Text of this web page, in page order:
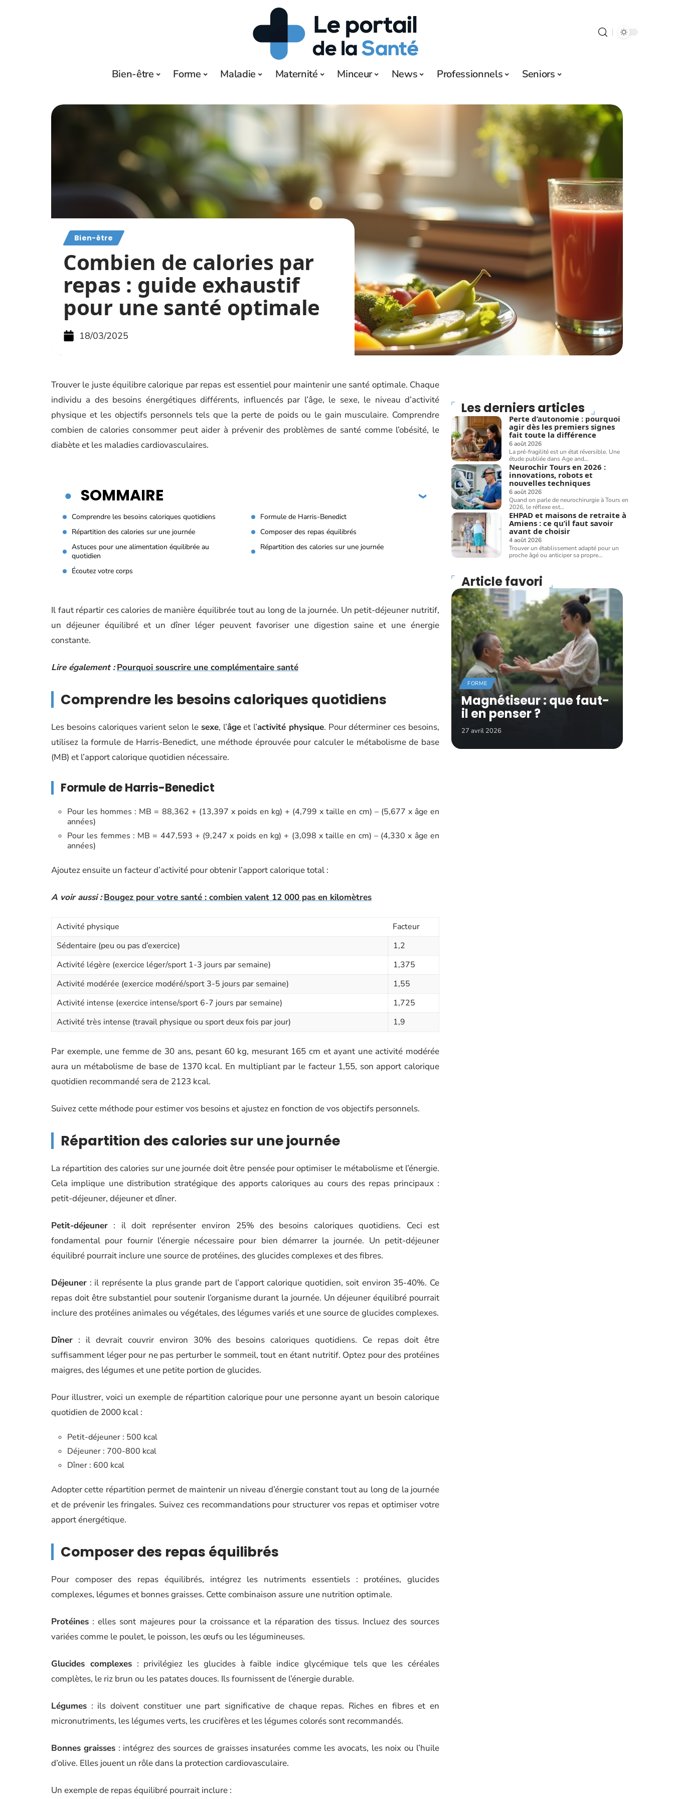
Bien-être Forme Maladie Maternité Minceur News Professionnels Seniors
Bien-être
Combien de calories par
repas : guide exhaustif
pour une santé optimale
18/03/2025
Trouver le juste équilibre calorique par repas est essentiel pour maintenir une santé optimale. Chaque
individu a des besoins énergétiques différents, influencés par l’âge, le sexe, le niveau d’activité
physique et les objectifs personnels tels que la perte de poids ou le gain musculaire. Comprendre
combien de calories consommer peut aider à prévenir des problèmes de santé comme l’obésité, le
diabète et les maladies cardiovasculaires.
SOMMAIRE
Comprendre les besoins caloriques quotidiens
Formule de Harris-Benedict
Répartition des calories sur une journée
Composer des repas équilibrés
Astuces pour une alimentation équilibrée au
quotidien
Répartition des calories sur une journée
Écoutez votre corps
Il faut répartir ces calories de manière équilibrée tout au long de la journée. Un petit-déjeuner nutritif,
un déjeuner équilibré et un dîner léger peuvent favoriser une digestion saine et une énergie
constante.
Lire également : Pourquoi souscrire une complémentaire santé
Comprendre les besoins caloriques quotidiens
Les besoins caloriques varient selon le sexe, l’âgeet l’activité physique. Pour déterminer ces besoins,
utilisez la formule de Harris-Benedict, une méthode éprouvée pour calculer le métabolisme de base
(MB) et l’apport calorique quotidien nécessaire.
Formule de Harris-Benedict
Pour les hommes : MB = 88,362 + (13,397 x poids en kg) + (4,799 x taille en cm) – (5,677 x âge en
années)
Pour les femmes : MB = 447,593 + (9,247 x poids en kg) + (3,098 x taille en cm) – (4,330 x âge en
années)
Ajoutez ensuite un facteur d’activité pour obtenir l’apport calorique total :
A voir aussi : Bougez pour votre santé : combien valent 12 000 pas en kilomètres
Activité physique
Facteur
Sédentaire (peu ou pas d’exercice)
1,2
Activité légère (exercice léger/sport 1-3 jours par semaine)
1,375
Activité modérée (exercice modéré/sport 3-5 jours par semaine)
1,55
Activité intense (exercice intense/sport 6-7 jours par semaine)
1,725
Activité très intense (travail physique ou sport deux fois par jour)
1,9
Par exemple, une femme de 30 ans, pesant 60 kg, mesurant 165 cm et ayant une activité modérée
aura un métabolisme de base de 1370 kcal. En multipliant par le facteur 1,55, son apport calorique
quotidien recommandé sera de 2123 kcal.
Suivez cette méthode pour estimer vos besoins et ajustez en fonction de vos objectifs personnels.
Répartition des calories sur une journée
La répartition des calories sur une journée doit être pensée pour optimiser le métabolisme et l’énergie.
Cela implique une distribution stratégique des apports caloriques au cours des repas principaux :
petit-déjeuner, déjeuner et dîner.
Petit-déjeuner : il doit représenter environ 25% des besoins caloriques quotidiens. Ceci est
fondamental pour fournir l’énergie nécessaire pour bien démarrer la journée. Un petit-déjeuner
équilibré pourrait inclure une source de protéines, des glucides complexes et des fibres.
Déjeuner : il représente la plus grande part de l’apport calorique quotidien, soit environ 35-40%. Ce
repas doit être substantiel pour soutenir l’organisme durant la journée. Un déjeuner équilibré pourrait
inclure des protéines animales ou végétales, des légumes variés et une source de glucides complexes.
Dîner : il devrait couvrir environ 30% des besoins caloriques quotidiens. Ce repas doit être
suffisamment léger pour ne pas perturber le sommeil, tout en étant nutritif. Optez pour des protéines
maigres, des légumes et une petite portion de glucides.
Pour illustrer, voici un exemple de répartition calorique pour une personne ayant un besoin calorique
quotidien de 2000 kcal :
Petit-déjeuner : 500 kcal
Déjeuner : 700-800 kcal
Dîner : 600 kcal
Adopter cette répartition permet de maintenir un niveau d’énergie constant tout au long de la journée
et de prévenir les fringales. Suivez ces recommandations pour structurer vos repas et optimiser votre
apport énergétique.
Composer des repas équilibrés
Pour composer des repas équilibrés, intégrez les nutriments essentiels : protéines, glucides
complexes, légumes et bonnes graisses. Cette combinaison assure une nutrition optimale.
Protéines : elles sont majeures pour la croissance et la réparation des tissus. Incluez des sources
variées comme le poulet, le poisson, les œufs ou les légumineuses.
Glucides complexes: privilégiez les glucides à faible indice glycémique tels que les céréales
complètes, le riz brun ou les patates douces. Ils fournissent de l’énergie durable.
Légumes : ils doivent constituer une part significative de chaque repas. Riches en fibres et en
micronutriments, les légumes verts, les crucifères et les légumes colorés sont recommandés.
Bonnes graisses : intégrez des sources de graisses insaturées comme les avocats, les noix ou l’huile
d’olive. Elles jouent un rôle dans la protection cardiovasculaire.
Un exemple de repas équilibré pourrait inclure :
Les derniers articles
Perte d’autonomie : pourquoi
agir dès les premiers signes
fait toute la différence
6 août 2026
La pré-fragilité est un état réversible. Une
étude publiée dans Age and…
Neurochir Tours en 2026 :
innovations, robots et
nouvelles techniques
6 août 2026
Quand on parle de neurochirurgie à Tours en
2026, le réflexe est…
EHPAD et maisons de retraite à
Amiens : ce qu’il faut savoir
avant de choisir
4 août 2026
Trouver un établissement adapté pour un
proche âgé ou anticiper sa propre…
Article favori
FORME
Magnétiseur : que faut-
il en penser ?
27 avril 2026